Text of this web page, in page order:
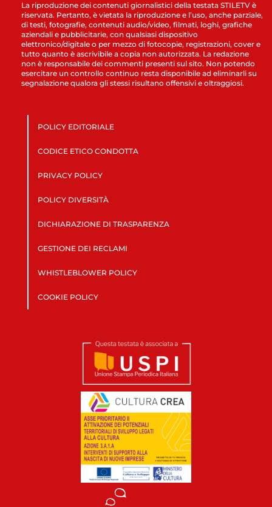
La riproduzione dei contenuti giornalistici della testata STILETV è
riservata. Pertanto, è vietata la riproduzione e l’uso, anche parziale,
di testi, fotografie, contenuti audio/video, filmati, loghi, grafiche
aziendali e pubblicitarie, con qualsiasi dispositivo
elettronico/digitale o per mezzo di fotocopie, registrazioni, cover e
tutto quanto è ascrivibile a copia non autorizzata. La redazione
non è responsabile dei commenti presenti sul sito. Non potendo
esercitare un controllo continuo resta disponibile ad eliminarli su
segnalazione qualora gli stessi risultano offensivi e oltraggiosi.
POLICY EDITORIALE
CODICE ETICO CONDOTTA
PRIVACY POLICY
POLICY DIVERSITÀ
DICHIARAZIONE DI TRASPARENZA
GESTIONE DEI RECLAMI
WHISTLEBLOWER POLICY
COOKIE POLICY